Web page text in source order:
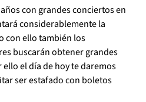
con grandes conciertos en
considerablemente la
con ello también los
buscarán obtener grandes
el día de hoy te daremos
ser estafado con boletos